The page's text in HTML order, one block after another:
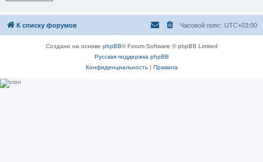
К списку форумов Часовой пояс: UTC+03:00
Создано на основе phpBB® Forum Software © phpBB Limited
Русская поддержка phpBB
Конфиденциальность| Правила